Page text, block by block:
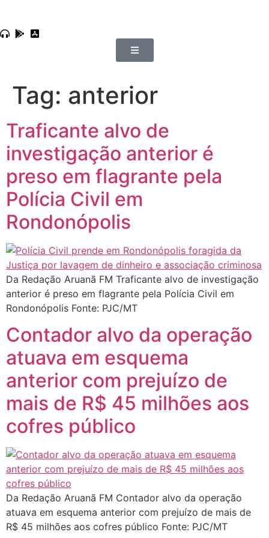
Tag: anterior
Traficante alvo de
investigação anterior é
preso em flagrante pela
Polícia Civil em
Rondonópolis
Da Redação Aruanã FM Traficante alvo de investigação
anterior é preso em flagrante pela Polícia Civil em
Rondonópolis Fonte: PJC/MT
Contador alvo da operação
atuava em esquema
anterior com prejuízo de
mais de R$ 45 milhões aos
cofres público
Da Redação Aruanã FM Contador alvo da operação
atuava em esquema anterior com prejuízo de mais de
R$ 45 milhões aos cofres público Fonte: PJC/MT